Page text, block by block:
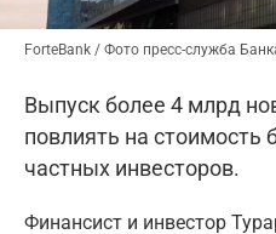
ForteBank / Фото пресс-служба
Выпуск более 4 млрд
повлиять на стоимость
частных инвесторов.
Финансист и инвестор